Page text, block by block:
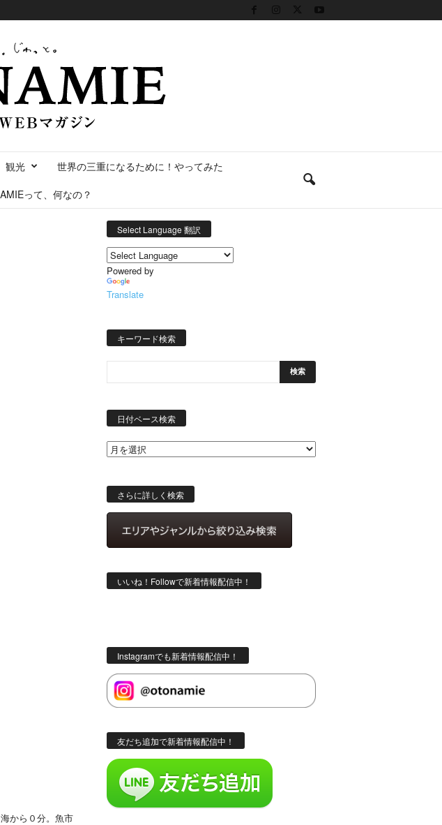
観光
世界の三重になるために！やってみた
って、何なの？
から０分。魚市
Select Language 翻訳
Powered by
Translate
キーワード検索
日付ベース検索
ス
索
さらに詳しく検索
いいね！Followで新着情報配信中！
Instagramでも新着情報配信中！
友だち追加で新着情報配信中！